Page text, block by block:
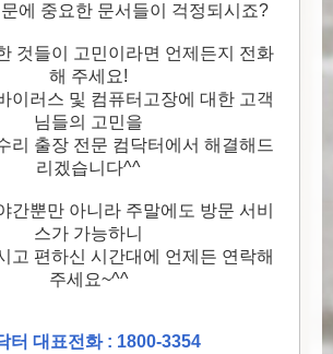
에 중요한 문서들이 걱정되시죠?
것들이 고민이라면 언제든지 전화
해 주세요!
이러스 및 컴퓨터고장에 대한 고객
님들의 고민을
리 출장 전문 컴닥터에서 해결해드
리겠습니다^^
간뿐만 아니라 주말에도 방문 서비
스가 가능하니
고 편하신 시간대에 언제든 연락해
주세요~^^
터 대표전화 : 1800-3354